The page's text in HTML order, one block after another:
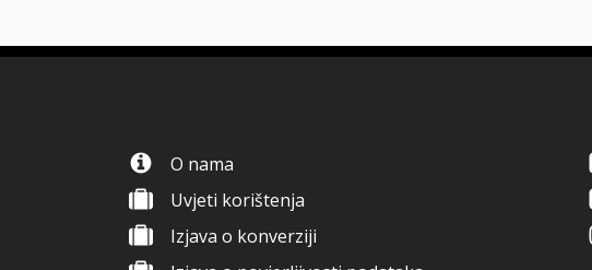
O nama
Uvjeti korištenja
Izjava o konverziji